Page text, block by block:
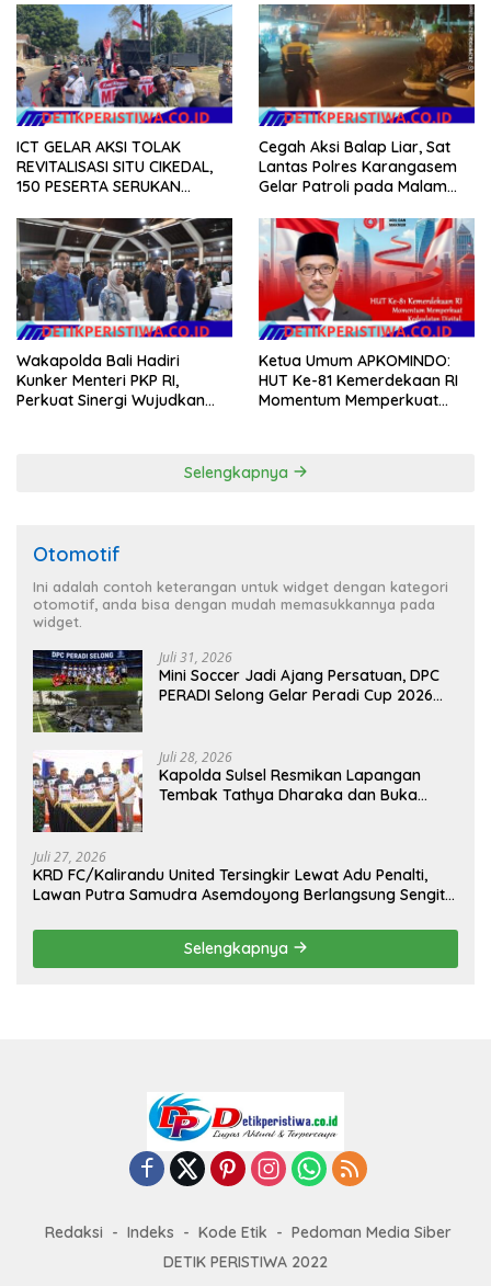
Gerakan Indonesia Asri
ICT GELAR AKSI TOLAK
REVITALISASI SITU CIKEDAL,
150 PESERTA SERUKAN
Cegah Aksi Balap Liar, Sat
Lantas Polres Karangasem
Gelar Patroli pada Malam
Wakapolda Bali Hadiri
Kunker Menteri PKP RI,
Perkuat Sinergi Wujudkan
Ketua Umum APKOMINDO:
HUT Ke-81 Kemerdekaan RI
Momentum Memperkuat
Emas 2045
Selengkapnya
Otomotif
Ini adalah contoh keterangan untuk widget dengan kategori
otomotif, anda bisa dengan mudah memasukkannya pada
widget.
Juli 31, 2026
Mini Soccer Jadi Ajang Persatuan, DPC
PERADI Selong Gelar Peradi Cup 2026
Juli 28, 2026
Kapolda Sulsel Resmikan Lapangan
Tembak Tathya Dharaka dan Buka
Juli 27, 2026
KRD FC/Kalirandu United Tersingkir Lewat Adu Penalti,
Lawan Putra Samudra Asemdoyong Berlangsung Sengit
Selengkapnya
Redaksi Indeks Kode Etik
Pedoman Media Siber
DETIK PERISTIWA 2022